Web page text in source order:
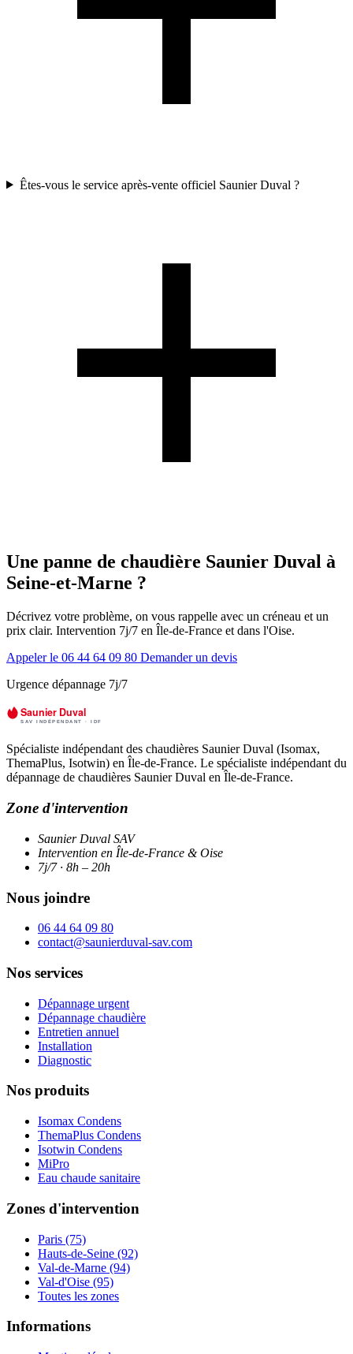
Êtes-vous le service après-vente officiel Saunier Duval ?
Une panne de chaudière Saunier Duval à
Seine-et-Marne ?
Décrivez votre problème, on vous rappelle avec un créneau et un
prix clair. Intervention 7j/7 en Île-de-France et dans l'Oise.
Appeler le 06 44 64 09 80 Demander un devis
Urgence dépannage 7j/7
Spécialiste indépendant des chaudières Saunier Duval (Isomax,
ThemaPlus, Isotwin) en Île-de-France. Le spécialiste indépendant du
dépannage de chaudières Saunier Duval en Île-de-France.
Zone d'intervention
Saunier Duval SAV
Intervention en Île-de-France & Oise
7j/7 · 8h – 20h
Nous joindre
06 44 64 09 80
contact@saunierduval-sav.com
Nos services
Dépannage urgent
Dépannage chaudière
Entretien annuel
Installation
Diagnostic
Nos produits
Isomax Condens
ThemaPlus Condens
Isotwin Condens
MiPro
Eau chaude sanitaire
Zones d'intervention
Paris (75)
Hauts-de-Seine (92)
Val-de-Marne (94)
Val-d'Oise (95)
Toutes les zones
Informations